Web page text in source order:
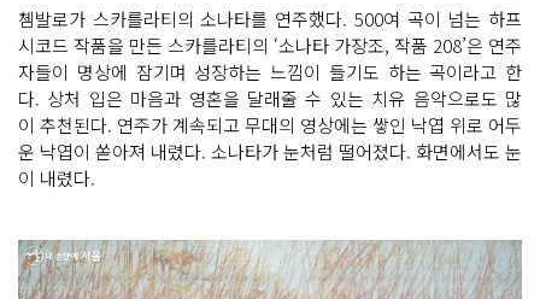
쳄발로가 스카를라티의 소나타를 연주했다. 500여 곡이 넘는 하프
시코드 작품을 만든 스카를라티의 ‘소나타 가장조, 작품 208’은 연주
자들이 명상에 잠기며 성장하는 느낌이 들기도 하는 곡이라고 한
다. 상처 입은 마음과 영혼을 달래줄 수 있는 치유 음악으로도 많
이 추천된다. 연주가 계속되고 무대의 영상에는 쌓인 낙엽 위로 어두
운 낙엽이 쏟아져 내렸다. 소나타가 눈처럼 떨어졌다. 화면에서도 눈
이 내렸다.